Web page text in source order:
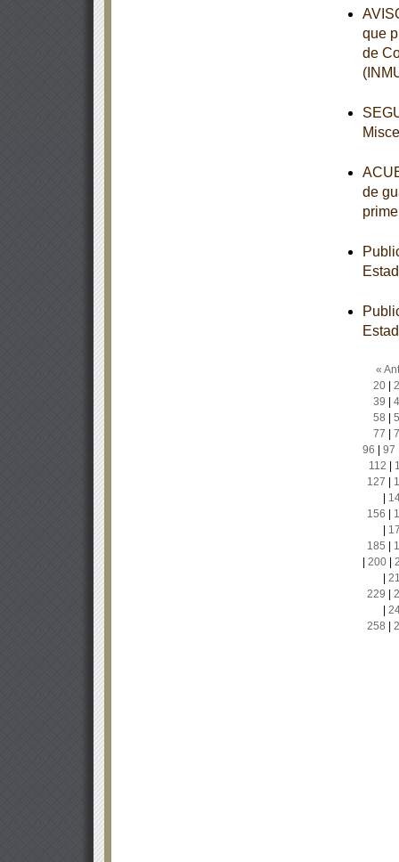
que
de
de
«
20|
39
58
77
96
97
112
127
156
185
200|
229
258